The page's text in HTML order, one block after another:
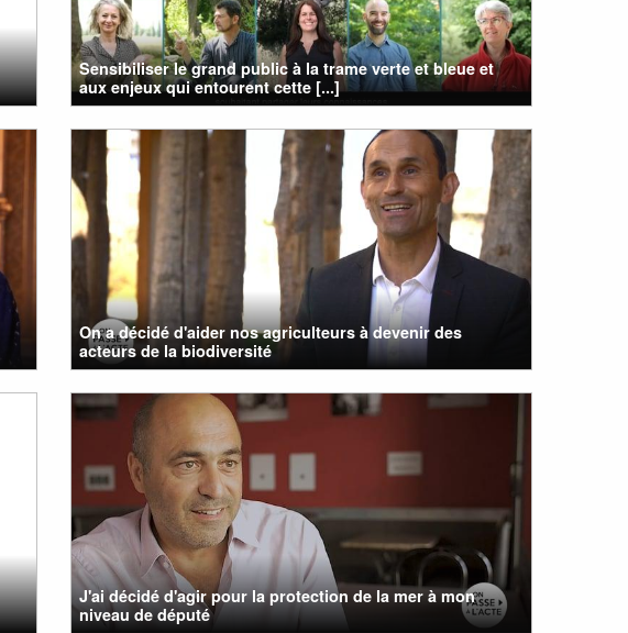
Sensibiliser le grand public à la trame verte et bleue et
aux enjeux qui entourent cette [...]
On a décidé d'aider nos agriculteurs à devenir des
acteurs de la biodiversité
J'ai décidé d'agir pour la protection de la mer à mon
niveau de député